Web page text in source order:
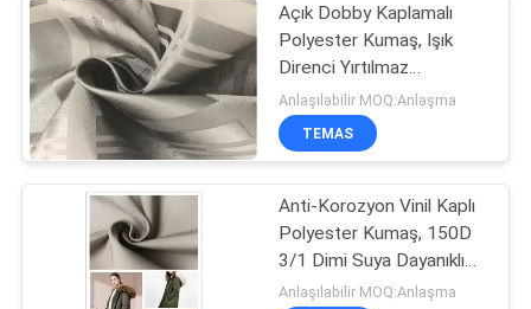
BIZIMLE
ILETIŞIME
GEÇIN
HABERLER
VAKALAR
Açık Dobby Kaplamalı
Polyester Kumaş, Işık
Direnci Yırtılmaz
Polyester Kumaş
Anlaşılabilir MOQ:Anlaşma
TEMAS
Anti-Korozyon Vinil Kaplı
Polyester Kumaş, 150D
3/1 Dimi Suya Dayanıklı
Kumaş
Anlaşılabilir MOQ:Anlaşma